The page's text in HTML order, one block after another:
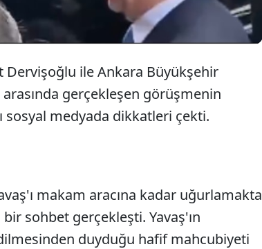
Dervişoğlu ile Ankara Büyükşehir
arasında gerçekleşen görüşmenin
sosyal medyada dikkatleri çekti.
makam aracına kadar uğurlamakta
sohbet gerçekleşti. Yavaş'ın
duyduğu hafif mahcubiyeti